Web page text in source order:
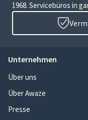
1968. Servicebüros in
Unternehmen
Über uns
Über Awaze
Presse